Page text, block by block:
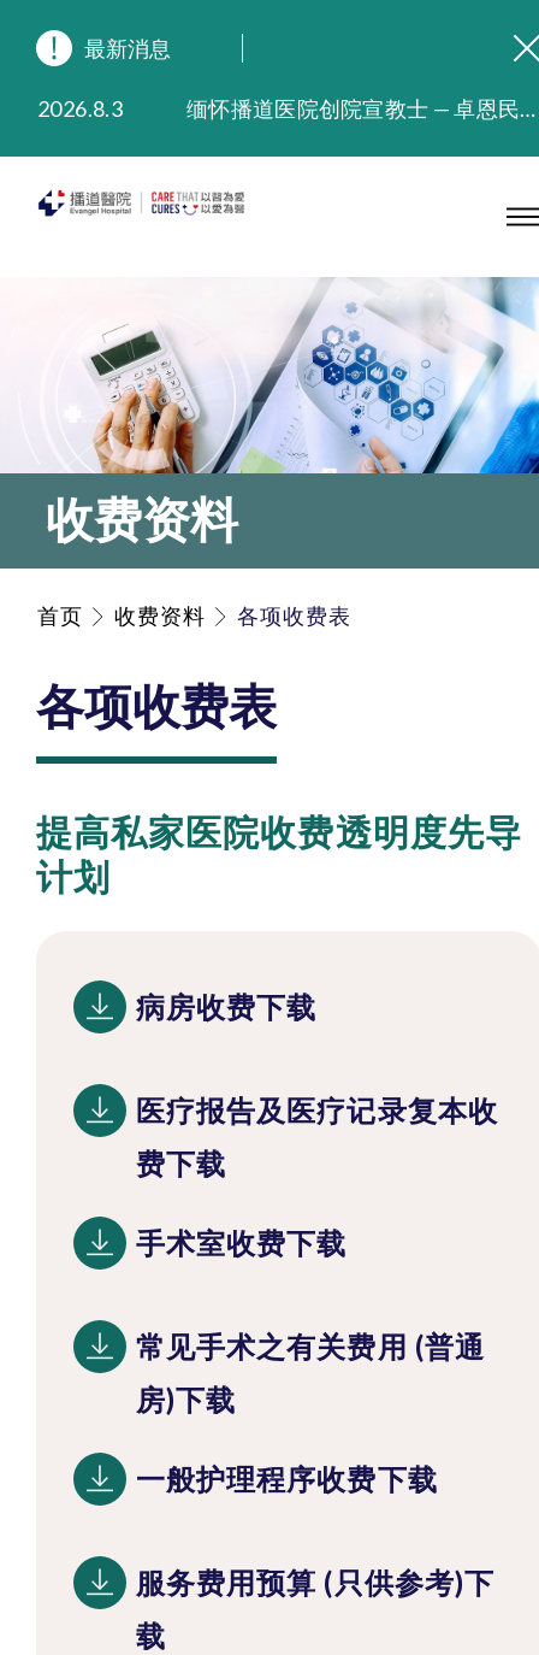
最新消息
2026.8.3
2026.3.20
晚间门诊服务延长至晚上11时
2025.8.4
播道医院体检服务获客户正面评价
收费资料
首页 收费资料 各项收费表
各项收费表
提高私家医院收费透明度先导
计划
病房收费下载
医疗报告及医疗记录复本收
费下载
手术室收费下载
常见手术之有关费用 (普通
房)下载
一般护理程序收费下载
服务费用预算 (只供参考)下
载